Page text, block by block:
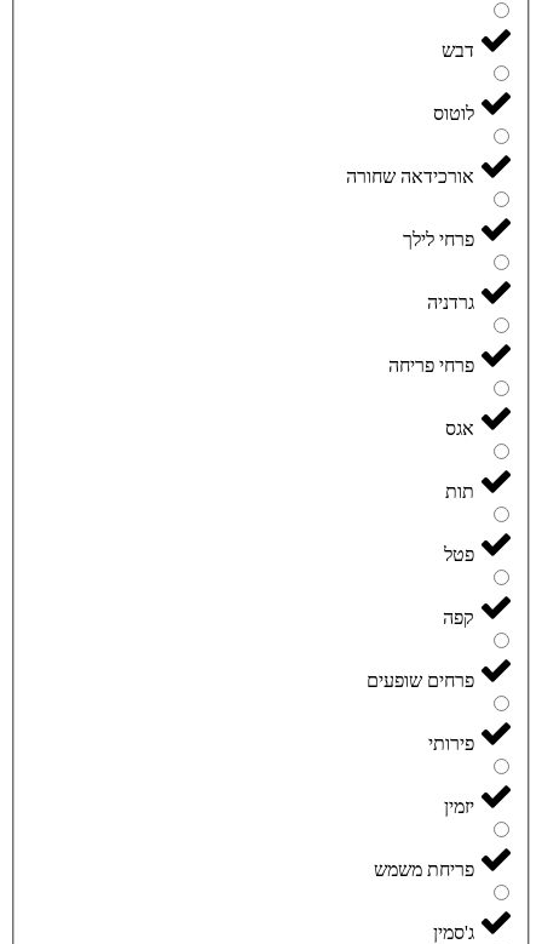
דבש
לוטוס
אורכידאה שחורה
פרחי לילך
גרדניה
פרחי פריחה
אגס
תות
פטל
קפה
פרחים שופעים
פירותי
יזמין
פריחת משמש
ג'סמין